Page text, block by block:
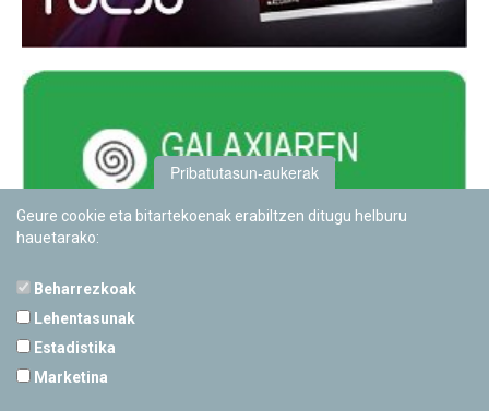
Pribatutasun-aukerak
Geure cookie eta bitartekoenak erabiltzen ditugu helburu
hauetarako:
Beharrezkoak
Lehentasunak
Estadistika
Marketina